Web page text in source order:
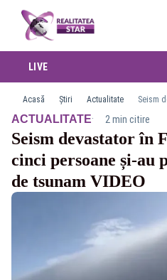
LIVE
Acasă Știri Actualitate
ACTUALITATE· 2 min citire
Seism devastator în
cinci persoane și-au
de tsunam VIDEO